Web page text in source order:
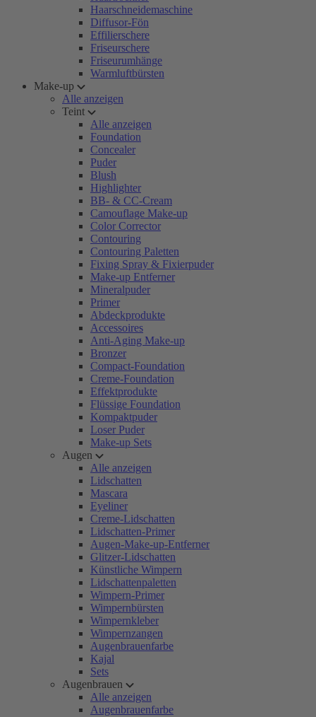
Haarschneidemaschine
Diffusor-Fön
Effilierschere
Friseurschere
Friseurumhänge
Warmluftbürsten
Make-up
Alle anzeigen
Teint
Alle anzeigen
Foundation
Concealer
Puder
Blush
Highlighter
BB- & CC-Cream
Camouflage Make-up
Color Corrector
Contouring
Contouring Paletten
Fixing Spray & Fixierpuder
Make-up Entferner
Mineralpuder
Primer
Abdeckprodukte
Accessoires
Anti-Aging Make-up
Bronzer
Compact-Foundation
Creme-Foundation
Effektprodukte
Flüssige Foundation
Kompaktpuder
Loser Puder
Make-up Sets
Augen
Alle anzeigen
Lidschatten
Mascara
Eyeliner
Creme-Lidschatten
Lidschatten-Primer
Augen-Make-up-Entferner
Glitzer-Lidschatten
Künstliche Wimpern
Lidschattenpaletten
Wimpern-Primer
Wimpernbürsten
Wimpernkleber
Wimpernzangen
Augenbrauenfarbe
Kajal
Sets
Augenbrauen
Alle anzeigen
Augenbrauenfarbe